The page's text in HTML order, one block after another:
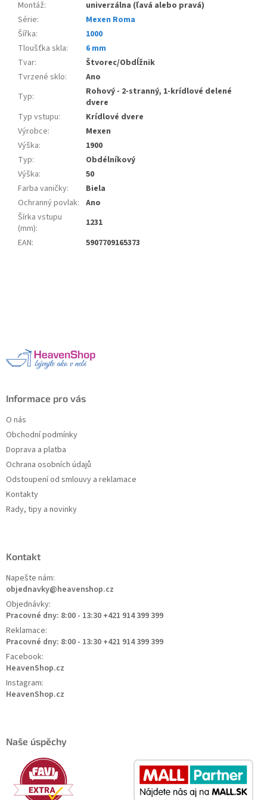
Montáž:
univerzálna (ľavá alebo pravá)
Série:
Mexen Roma
Šířka:
1000
Tloušťka skla:
6 mm
Tvar:
Štvorec/Obdĺžnik
Tvrzené sklo:
Ano
Typ:
Rohový - 2-stranný, 1-krídlové delené
dvere
Typ vstupu:
Krídlové dvere
Výrobce:
Mexen
Výška:
1900
Typ:
Obdélníkový
Výška:
50
Farba vaničky:
Biela
Ochranný povlak: Ano
Šírka vstupu
(mm):
1231
EAN: 5907709165373
Informace pro vás
O nás
Obchodní podmínky
Doprava a platba
Ochrana osobních údajů
Odstoupení od smlouvy a reklamace
Kontakty
Rady, tipy a novinky
Kontakt
Napešte nám:
objednavky@heavenshop.cz
Objednávky:
Pracovné dny: 8:00 - 13:30 +421 914 399 399
Reklamace:
Pracovné dny: 8:00 - 13:30 +421 914 399 399
Facebook:
HeavenShop.cz
Instagram:
HeavenShop.cz
Naše úspěchy